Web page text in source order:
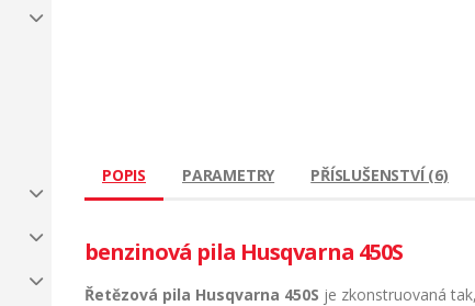
POPIS PARAMETRY PŘÍSLUŠENSTVÍ (6)
benzinová pila Husqvarna 450S
Řetězová pila Husqvarna 450S je zkonstruovaná